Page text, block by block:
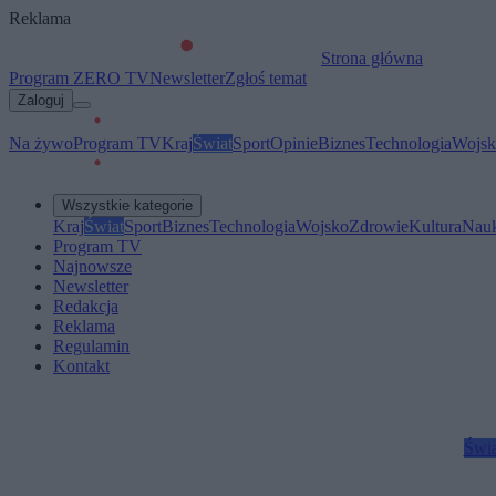
Reklama
Strona główna
Program ZERO TVNewsletterZgłoś temat
Zaloguj
Na żywoProgram TVKrajŚwiatSportOpinieBiznesTechnologia
Wszystkie kategorie
KrajŚwiatSportBiznesTechnologiaWojskoZdrowieKultura
Program TV
Najnowsze
Newsletter
Redakcja
Reklama
Regulamin
Kontakt